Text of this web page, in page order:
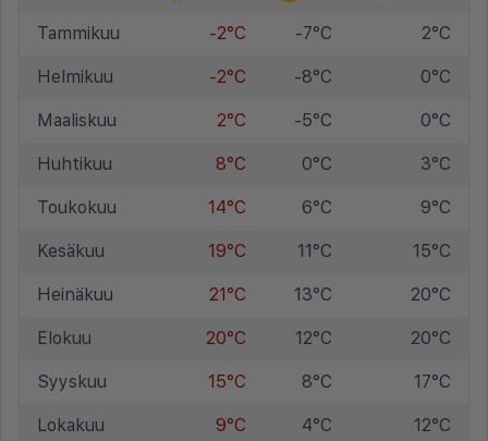
Tammikuu -2°C -7°C 2°C
Helmikuu -2°C -8°C 0°C
Maaliskuu 2°C -5°C 0°C
Huhtikuu 8°C 0°C 3°C
Toukokuu 14°C 6°C 9°C
Kesäkuu 19°C 11°C 15°C
Heinäkuu 21°C 13°C 20°C
Elokuu 20°C 12°C 20°C
Syyskuu 15°C 8°C 17°C
Lokakuu 9°C 4°C 12°C